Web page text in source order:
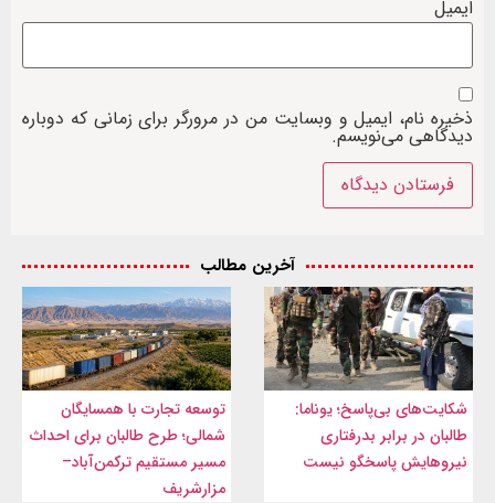
ایمیل
ذخیره نام، ایمیل و وبسایت من در مرورگر برای زمانی که دوباره
دیدگاهی می‌نویسم.
آخرین مطالب
شکایت‌های بی‌پاسخ؛ یوناما:
طالبان در برابر بدرفتاری
نیروهایش پاسخگو نیست
توسعه تجارت با همسایگان
شمالی؛ طرح طالبان برای احداث
مسیر مستقیم ترکمن‌آباد–
مزارشریف